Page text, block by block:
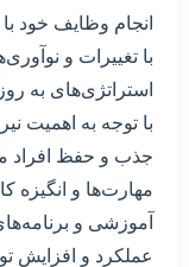
انجام وظایف خود
با تغییرات و
استراتژی‌های به
با توجه به اهمیت
جذب و حفظ افراد
مهارت‌ها و انگیزه
آموزشی و
عملکرد و افزایش